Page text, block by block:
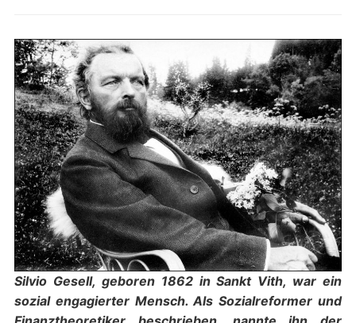
Silvio Gesell, geboren 1862 in Sankt Vith, war ein
sozial engagierter Mensch. Als Sozialreformer und